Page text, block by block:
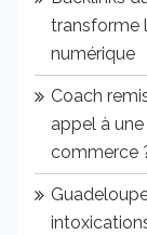
transforme
numérique
Coach
appel à
commerce